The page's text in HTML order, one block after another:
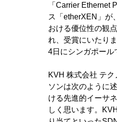
「Carrier Ethernet
ス「etherXEN」が
おける優位性の観
れ、受賞にいたり
4日にシンガポール
KVH 株式会社 テ
ソンは次のように
ける先進的イーサ
しく思います。